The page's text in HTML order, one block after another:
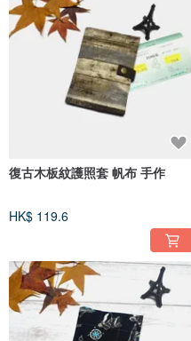
復古木板紋護照套 帆布 手作
HK$ 119.6